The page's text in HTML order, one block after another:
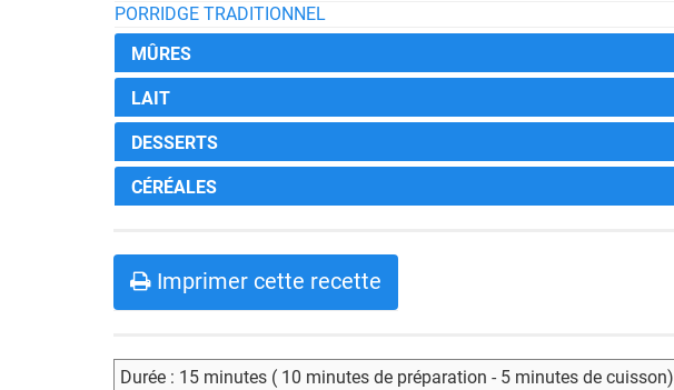
PORRIDGE TRADITIONNEL
MÛRES
LAIT
DESSERTS
CÉRÉALES
Imprimer cette recette
Durée : 15 minutes ( 10 minutes de préparation - 5 minutes de cuisson)